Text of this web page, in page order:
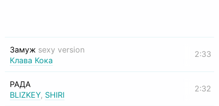
Замуж sexy version
Клава Кока
2:33
РАДА
BLIZKEY, SHIRI
2:32